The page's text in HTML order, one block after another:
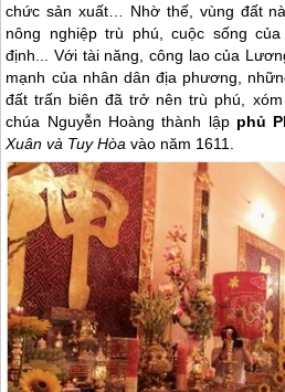
chức sản xuất… Nhờ thế, vùng đất
nông nghiệp trù phú, cuộc sống
định... Với tài năng, công lao của
mạnh của nhân dân địa phương,
đất trấn biên đã trở nên trù phú,
chúa Nguyễn Hoàng thành lập phủ
Xuân và Tuy Hòa vào năm 1611.